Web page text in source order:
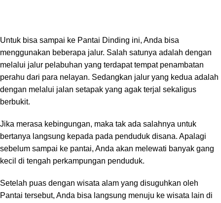
Untuk bisa sampai ke Pantai Dinding ini, Anda bisa
menggunakan beberapa jalur. Salah satunya adalah dengan
melalui jalur pelabuhan yang terdapat tempat penambatan
perahu dari para nelayan. Sedangkan jalur yang kedua adalah
dengan melalui jalan setapak yang agak terjal sekaligus
berbukit.
Jika merasa kebingungan, maka tak ada salahnya untuk
bertanya langsung kepada pada penduduk disana. Apalagi
sebelum sampai ke pantai, Anda akan melewati banyak gang
kecil di tengah perkampungan penduduk.
Setelah puas dengan wisata alam yang disuguhkan oleh
Pantai tersebut, Anda bisa langsung menuju ke wisata lain di